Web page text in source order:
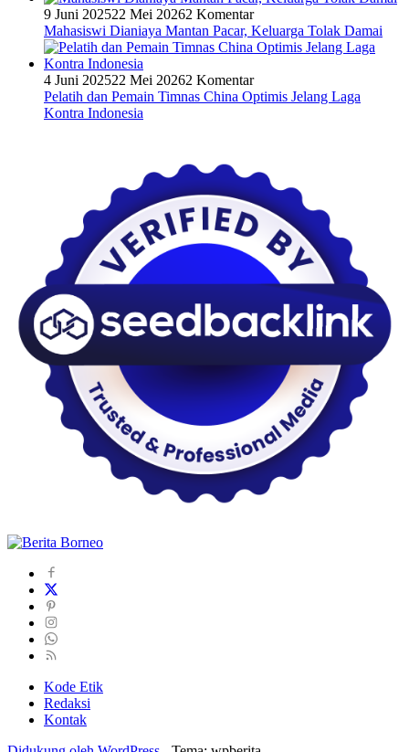
9 Juni 202522 Mei 20262 Komentar
Mahasiswi Dianiaya Mantan Pacar, Keluarga Tolak Damai
4 Juni 202522 Mei 20262 Komentar
Pelatih dan Pemain Timnas China Optimis Jelang Laga
Kontra Indonesia
Kode Etik
Redaksi
Kontak